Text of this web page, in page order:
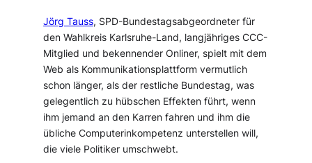
Jörg Tauss, SPD-Bundestagsabgeordneter für
den Wahlkreis Karlsruhe-Land, langjähriges CCC-
Mitglied und bekennender Onliner, spielt mit dem
Web als Kommunikationsplattform vermutlich
schon länger, als der restliche Bundestag, was
gelegentlich zu hübschen Effekten führt, wenn
ihm jemand an den Karren fahren und ihm die
übliche Computerinkompetenz unterstellen will,
die viele Politiker umschwebt.